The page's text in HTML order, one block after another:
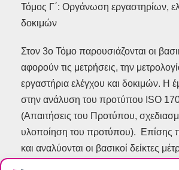
Τόμος Γ΄: Οργάνωση εργαστηρίων,
δοκιμών
Στον 3ο Τόμο παρουσιάζονται οι
αφορούν τις μετρήσεις, την
εργαστήρια ελέγχου και δοκιμών. Η
στην ανάλυση του προτύπου ISO
(Απαιτήσεις του Προτύπου,
υλοποίηση του προτύπου). Επίσης
και αναλύονται οι βασικοί δείκτες